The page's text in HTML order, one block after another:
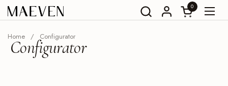
Ga naar content 0
Home / Configurator
Configurator